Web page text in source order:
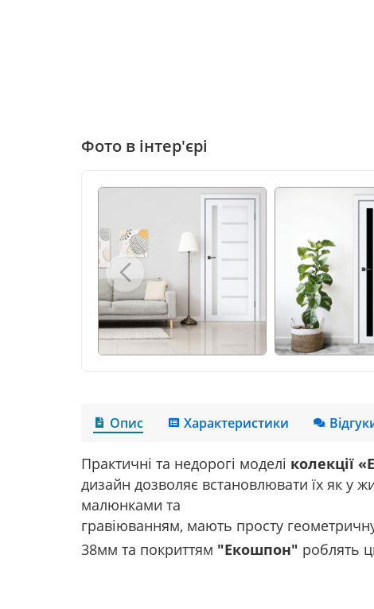
Фото в інтер'єрі
Опис Характеристики
Практичні та недорогі моделі колекції
дизайн дозволяє встановлювати їх як у
малюнками та
гравіюванням, мають просту
38мм та покриттям "Екошпон" роблять